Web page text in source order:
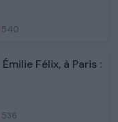
540
Félix, à Paris :
536